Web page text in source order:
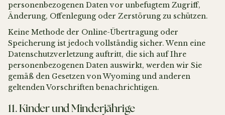
personenbezogenen Daten vor unbefugtem Zugriff,
Änderung, Offenlegung oder Zerstörung zu schützen.
Keine Methode der Online-Übertragung oder
Speicherung ist jedoch vollständig sicher. Wenn eine
Datenschutzverletzung auftritt, die sich auf Ihre
personenbezogenen Daten auswirkt, werden wir Sie
gemäß den Gesetzen von Wyoming und anderen
geltenden Vorschriften benachrichtigen.
11. Kinder und Minderjährige